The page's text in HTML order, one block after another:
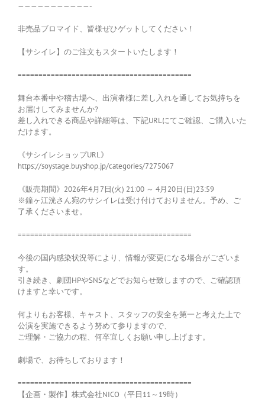
———————————-
非売品ブロマイド、皆様ぜひゲットしてください！
【サシイレ】のご注文もスタートいたします！
==========================================
舞台本番中や稽古場へ、出演者様に差し入れを通してお気持ちを
お届けしてみませんか?
差し入れできる商品や詳細等は、下記URLにてご確認、ご購入いた
だけます。
《サシイレショップURL》
https://soystage.buyshop.jp/categories/7275067
《販売期間》2026年4月7日(火) 21:00 ～ 4月20日(日)23:59
※鐘ヶ江洸さん宛のサシイレは受け付けておりません。予め、ご
了承くださいませ。
==========================================
今後の国内感染状況等により、情報が変更になる場合がございま
す。
引き続き、劇団HPやSNSなどでお知らせ致しますので、ご確認頂
けますと幸いです。
何よりもお客様、キャスト、スタッフの安全を第一と考えた上で
公演を実施できるよう努めて参りますので、
ご理解・ご協力の程、何卒宜しくお願い申し上げます。
劇場で、お待ちしております！
==========================================
【企画・製作】株式会社NICO（平日11～19時）